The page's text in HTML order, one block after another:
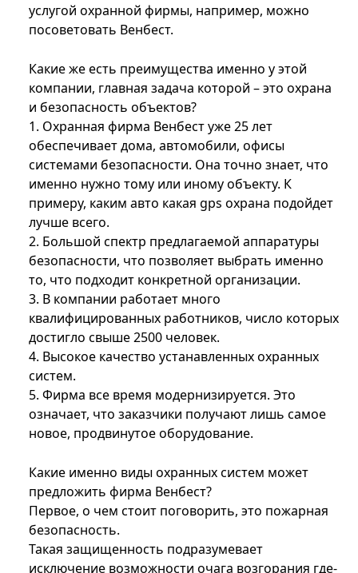
услугой охранной фирмы, например, можно
посоветовать Венбест.
Какие же есть преимущества именно у этой
компании, главная задача которой – это охрана
и безопасность объектов?
1. Охранная фирма Венбест уже 25 лет
обеспечивает дома, автомобили, офисы
системами безопасности. Она точно знает, что
именно нужно тому или иному объекту. К
примеру, каким авто какая gps охрана подойдет
лучше всего.
2. Большой спектр предлагаемой аппаратуры
безопасности, что позволяет выбрать именно
то, что подходит конкретной организации.
3. В компании работает много
квалифицированных работников, число которых
достигло свыше 2500 человек.
4. Высокое качество устанавленных охранных
систем.
5. Фирма все время модернизируется. Это
означает, что заказчики получают лишь самое
новое, продвинутое оборудование.
Какие именно виды охранных систем может
предложить фирма Венбест?
Первое, о чем стоит поговорить, это пожарная
безопасность.
Такая защищенность подразумевает
исключение возможности очага возгорания где-